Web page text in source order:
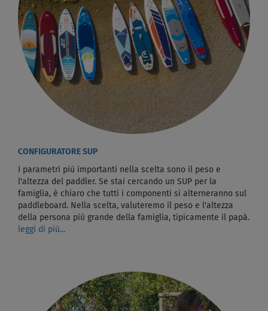
CONFIGURATORE SUP
I parametri più importanti nella scelta sono il peso e
l'altezza del paddler. Se stai cercando un SUP per la
famiglia, è chiaro che tutti i componenti si alterneranno sul
paddleboard. Nella scelta, valuteremo il peso e l'altezza
della persona più grande della famiglia, tipicamente il papà.
leggi di più...